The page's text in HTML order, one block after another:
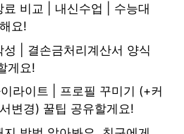
료 비교 | 내신수업 | 수능대
요!
| 결손금처리계산서 양식
게요!
라이트 | 프로필 꾸미기 (+커
변경) 꿀팁 공유할게요!